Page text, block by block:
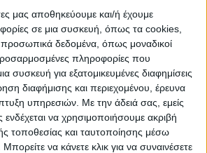
μας αποθηκεύουμε και/ή έχουμε
σε μια συσκευή, όπως τα cookies,
προσωπικά δεδομένα, όπως μοναδικοί
πληροφορίες που
συσκευή για εξατομικευμένες διαφημίσεις
διαφήμισης και περιεχομένου, έρευνα
υπηρεσιών. Με την άδειά σας, εμείς
ενδέχεται να χρησιμοποιήσουμε ακριβή
τοποθεσίας και ταυτοποίησης μέσω
να κάνετε κλικ για να συναινέσετε
στην επιχειρηματικότητα από
πρόγραμμα που διαμορφώνει το
επιχειρείν